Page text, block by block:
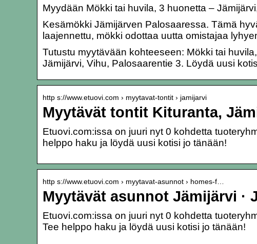
Myydään Mökki tai huvila, 3 huonetta –
Kesämökki Jämijärven Palosaaressa. Tämä
laajennettu, mökki odottaa uutta omistajaa
Tutustu myytävään kohteeseen: Mökki tai
Jämijärvi, Vihu, Palosaarentie 3. Löydä uusi
http s://www.etuovi.com › myytavat-tontit › jamijarvi
Myytävät tontit Kituranta,
Etuovi.com:issa on juuri nyt 0 kohdetta
helppo haku ja löydä uusi kotisi jo tänään!
http s://www.etuovi.com › myytavat-asunnot › homes-f…
Myytävät asunnot Jämijärvi ·
Etuovi.com:issa on juuri nyt 0 kohdetta
Tee helppo haku ja löydä uusi kotisi jo tänään!